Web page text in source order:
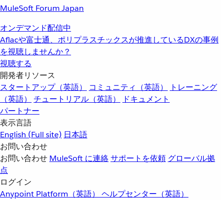
MuleSoft Forum Japan
オンデマンド配信中
Aflacや富士通、ポリプラスチックスが推進しているDXの事例
を視聴しませんか？
視聴する
開発者リソース
スタートアップ（英語）
コミュニティ（英語）
トレーニング
（英語）
チュートリアル（英語）
ドキュメント
パートナー
表示言語
English (Full site) 日本語
お問い合わせ
お問い合わせ MuleSoft に連絡サポートを依頼 グローバル拠
点
ログイン
Anypoint Platform（英語） ヘルプセンター（英語）